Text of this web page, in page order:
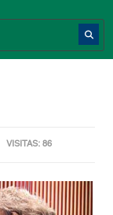
VISITAS: 86